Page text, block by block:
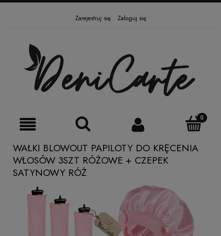
Zarejestruj się Zaloguj się
WAŁKI BLOWOUT PAPILOTY DO KRĘCENIA
WŁOSÓW 3SZT RÓŻOWE + CZEPEK
SATYNOWY RÓŻ